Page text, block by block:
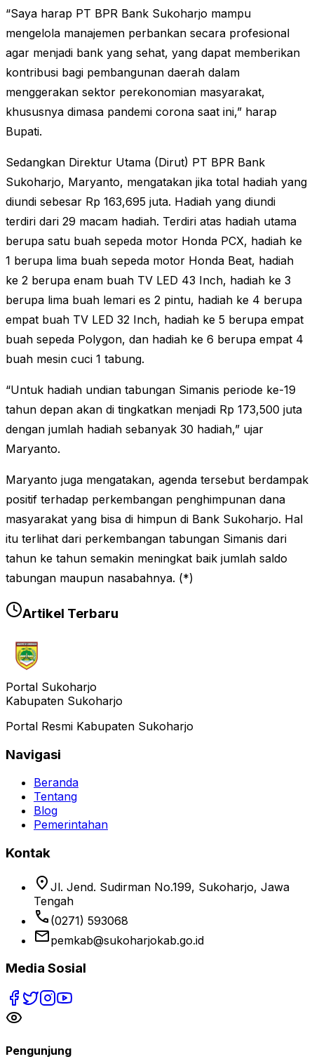
“Saya harap PT BPR Bank Sukoharjo mampu
mengelola manajemen perbankan secara profesional
agar menjadi bank yang sehat, yang dapat memberikan
kontribusi bagi pembangunan daerah dalam
menggerakan sektor perekonomian masyarakat,
khususnya dimasa pandemi corona saat ini,” harap
Bupati.
Sedangkan Direktur Utama (Dirut) PT BPR Bank
Sukoharjo, Maryanto, mengatakan jika total hadiah yang
diundi sebesar Rp 163,695 juta. Hadiah yang diundi
terdiri dari 29 macam hadiah. Terdiri atas hadiah utama
berupa satu buah sepeda motor Honda PCX, hadiah ke
1 berupa lima buah sepeda motor Honda Beat, hadiah
ke 2 berupa enam buah TV LED 43 Inch, hadiah ke 3
berupa lima buah lemari es 2 pintu, hadiah ke 4 berupa
empat buah TV LED 32 Inch, hadiah ke 5 berupa empat
buah sepeda Polygon, dan hadiah ke 6 berupa empat 4
buah mesin cuci 1 tabung.
“Untuk hadiah undian tabungan Simanis periode ke-19
tahun depan akan di tingkatkan menjadi Rp 173,500 juta
dengan jumlah hadiah sebanyak 30 hadiah,” ujar
Maryanto.
Maryanto juga mengatakan, agenda tersebut berdampak
positif terhadap perkembangan penghimpunan dana
masyarakat yang bisa di himpun di Bank Sukoharjo. Hal
itu terlihat dari perkembangan tabungan Simanis dari
tahun ke tahun semakin meningkat baik jumlah saldo
tabungan maupun nasabahnya. (*)
Artikel Terbaru
Portal Sukoharjo
Kabupaten Sukoharjo
Portal Resmi Kabupaten Sukoharjo
Navigasi
Beranda
Tentang
Blog
Pemerintahan
Kontak
location_on Jl. Jend. Sudirman No.199, Sukoharjo, Jawa
Tengah
phone (0271) 593068
emailpemkab@sukoharjokab.go.id
Media Sosial
Pengunjung